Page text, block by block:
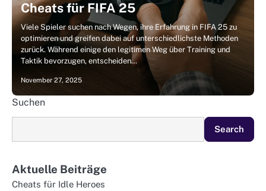
Cheats für FIFA 25
Viele Spieler suchen nach Wegen, ihre Erfahrung in FIFA 25 zu
optimieren und greifen dabei auf unterschiedlichste Methoden
zurück. Während einige den legitimen Weg über Training und
Taktik bevorzugen, entscheiden…
November 27, 2025
Suchen
Search
Aktuelle Beiträge
Cheats für Idle Heroes